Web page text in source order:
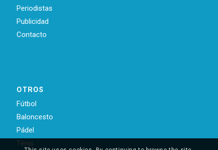
Periodistas
Publicidad
Contacto
OTROS
Fútbol
Baloncesto
Pádel
Ténis